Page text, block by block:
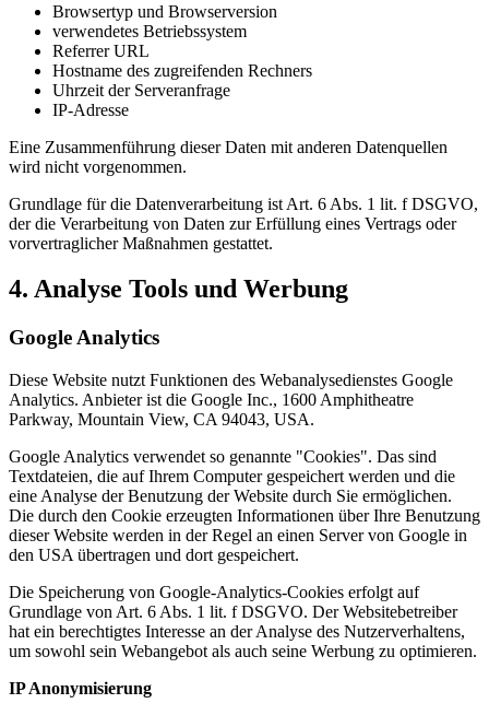
Browsertyp und Browserversion
verwendetes Betriebssystem
Referrer URL
Hostname des zugreifenden Rechners
Uhrzeit der Serveranfrage
IP-Adresse
Eine Zusammenführung dieser Daten mit anderen Datenquellen
wird nicht vorgenommen.
Grundlage für die Datenverarbeitung ist Art. 6 Abs. 1 lit. f DSGVO,
der die Verarbeitung von Daten zur Erfüllung eines Vertrags oder
vorvertraglicher Maßnahmen gestattet.
4. Analyse Tools und Werbung
Google Analytics
Diese Website nutzt Funktionen des Webanalysedienstes Google
Analytics. Anbieter ist die Google Inc., 1600 Amphitheatre
Parkway, Mountain View, CA 94043, USA.
Google Analytics verwendet so genannte "Cookies". Das sind
Textdateien, die auf Ihrem Computer gespeichert werden und die
eine Analyse der Benutzung der Website durch Sie ermöglichen.
Die durch den Cookie erzeugten Informationen über Ihre Benutzung
dieser Website werden in der Regel an einen Server von Google in
den USA übertragen und dort gespeichert.
Die Speicherung von Google-Analytics-Cookies erfolgt auf
Grundlage von Art. 6 Abs. 1 lit. f DSGVO. Der Websitebetreiber
hat ein berechtigtes Interesse an der Analyse des Nutzerverhaltens,
um sowohl sein Webangebot als auch seine Werbung zu optimieren.
IP Anonymisierung